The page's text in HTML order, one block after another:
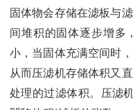
固体物会存储在滤板与
间堆积的固体逐步增多
小，当固体充满空间时
从而压滤机存储体积又
处理的过滤体积。压滤